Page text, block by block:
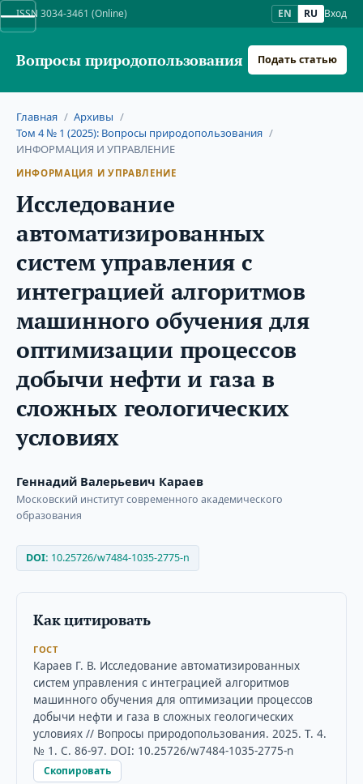
ISSN 3034-3461 (Online) EN RU Вход
Вопросы природопользования Подать статью
Главная / Архивы /
Том 4 № 1 (2025): Вопросы природопользования /
ИНФОРМАЦИЯ И УПРАВЛЕНИЕ
ИНФОРМАЦИЯ И УПРАВЛЕНИЕ
Исследование
автоматизированных
систем управления с
интеграцией алгоритмов
машинного обучения для
оптимизации процессов
добычи нефти и газа в
сложных геологических
условиях
Геннадий Валерьевич Караев
Московский институт современного академического
образования
DOI: 10.25726/w7484-1035-2775-n
Как цитировать
ГОСТ
Караев Г. В. Исследование автоматизированных
систем управления с интеграцией алгоритмов
машинного обучения для оптимизации процессов
добычи нефти и газа в сложных геологических
условиях // Вопросы природопользования. 2025. Т. 4.
№ 1. С. 86-97. DOI: 10.25726/w7484-1035-2775-n
Скопировать